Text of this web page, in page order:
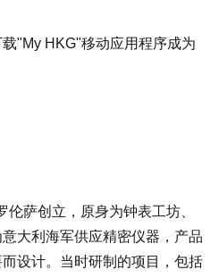
"My HKG"移动应用程序成为
萨创立，原身为钟表工坊、
大利海军供应精密仪器，产品
设计。当时研制的项目，包括